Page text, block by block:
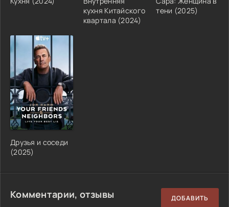
кухня Китайского
квартала (2024)
тени (2025)
Друзья и соседи
(2025)
Комментарии, отзывы ДОБАВИТЬ